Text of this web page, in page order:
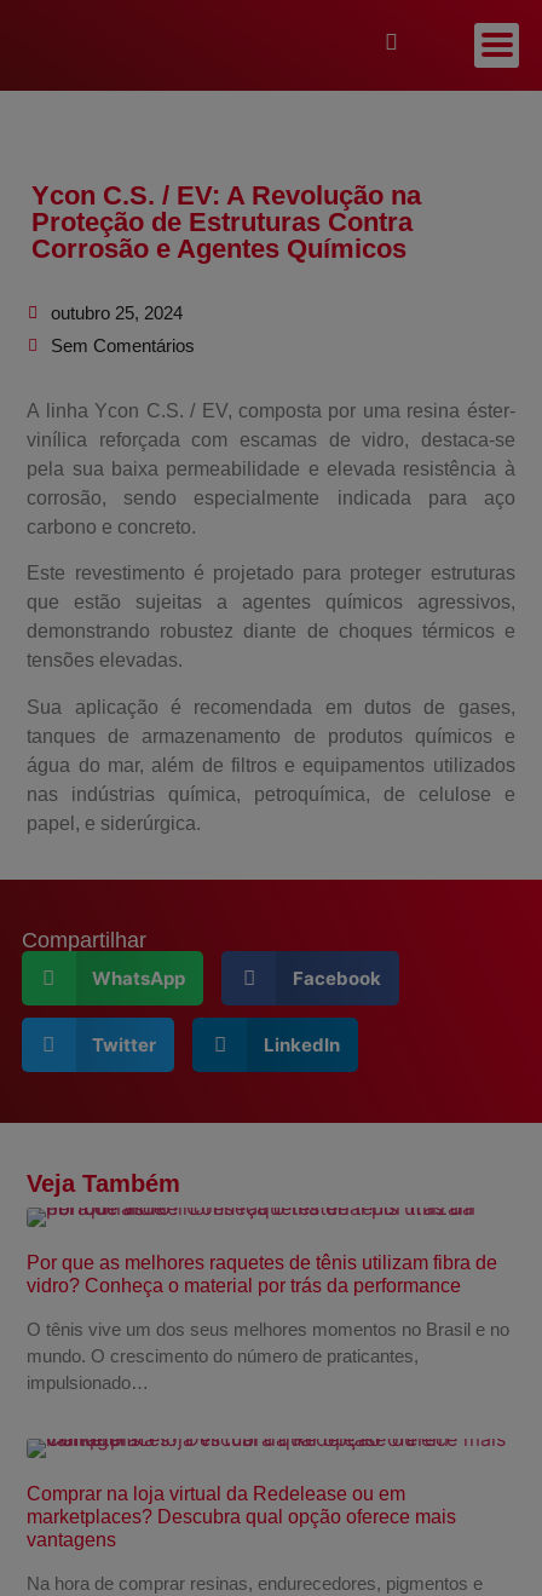
Ycon C.S. / EV: A Revolução na
Proteção de Estruturas Contra
Corrosão e Agentes Químicos
outubro 25, 2024
Sem Comentários
A linha Ycon C.S. / EV, composta por uma resina éster-
vinílica reforçada com escamas de vidro, destaca-se
pela sua baixa permeabilidade e elevada resistência à
corrosão, sendo especialmente indicada para aço
carbono e concreto.
Este revestimento é projetado para proteger estruturas
que estão sujeitas a agentes químicos agressivos,
demonstrando robustez diante de choques térmicos e
tensões elevadas.
Sua aplicação é recomendada em dutos de gases,
tanques de armazenamento de produtos químicos e
água do mar, além de filtros e equipamentos utilizados
nas indústrias química, petroquímica, de celulose e
papel, e siderúrgica.
Compartilhar
WhatsApp Facebook
Twitter LinkedIn
Veja Também
Por que as melhores raquetes de tênis utilizam fibra de
vidro? Conheça o material por trás da performance
O tênis vive um dos seus melhores momentos no Brasil e no
mundo. O crescimento do número de praticantes,
impulsionado…
Comprar na loja virtual da Redelease ou em
marketplaces? Descubra qual opção oferece mais
vantagens
Na hora de comprar resinas, endurecedores, pigmentos e